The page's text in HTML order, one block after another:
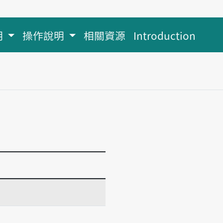
操作說明 相關資源 Introduction